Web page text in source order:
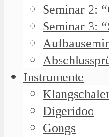
Seminar 2:
Seminar 3:
Instrumente
Digeridoo
Gongs